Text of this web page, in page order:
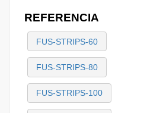
REFERENCIA
FUS-STRIPS-60
FUS-STRIPS-80
FUS-STRIPS-100